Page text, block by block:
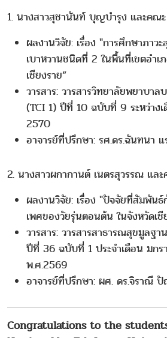
1. นางสาวสุชานันท์ บุญบำรุง และคณะ
ผลงานวิจัย: เรื่อง "การศึกษาภาว
เบาหวานชนิดที่ 2 ในพื้นที่เขตอำเ
เชียงราย”
วารสาร: วารสารวิทยาลัยพยาบา
(TCI 1) ปีที่ 10 ฉบับที่ 9 ระหว่าง
2570
อาจารย์ที่ปรึกษา: รศ.ดร.ฉันทนา
2. นางสาวผกากานต์ เนตรสุวรรณ แล
ผลงานวิจัย: เรื่อง "ปัจจัยที่สัมพัน
เพศของวัยรุ่นตอนต้น ในจังหวัดเชี
วารสาร: วารสารสาธารณสุขมูลฐ
ปีที่ 36 ฉบับที่ 1 ประจำเดือน มกร
พ.ศ.2569
อาจารย์ที่ปรึกษา: ผศ. ดร.จิราณี
Congratulations to the